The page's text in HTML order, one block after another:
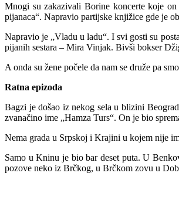
Mnogi su zakazivali Borine koncerte koje
pijanaca“. Napravio partijske knjižice gde je
Napravio je „Vladu u ladu“. I svi gosti su
pijanih sestara – Mira Vinjak. Bivši bokser
A onda su žene počele da nam se druže pa
Ratna epizoda
Bagzi je došao iz nekog sela u blizini
zvanačino ime „Hamza Turs“. On je bio
Nema grada u Srpskoj i Krajini u kojem nije
Samo u Kninu je bio bar deset puta. U
pozove neko iz Brčkog, u Brčkom zovu u